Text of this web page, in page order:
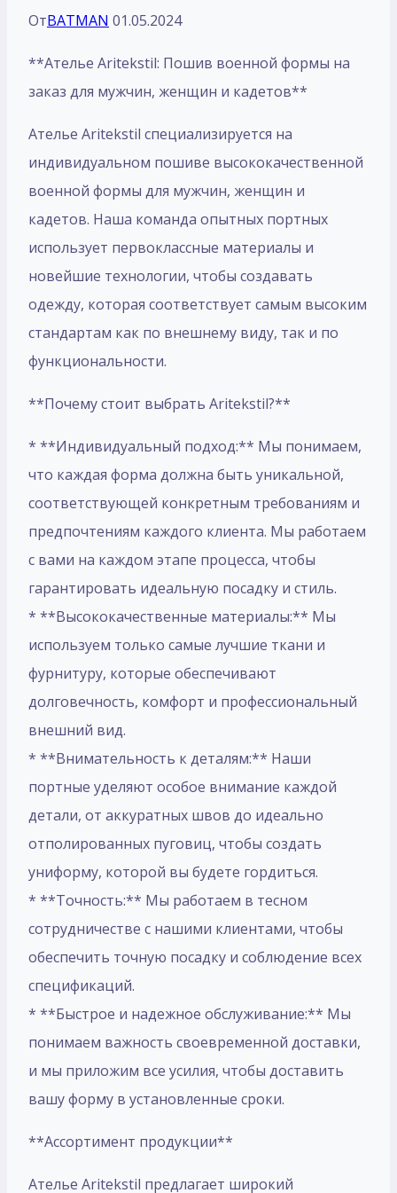
ОтBATMAN 01.05.2024
**Ателье Aritekstil: Пошив военной формы на
заказ для мужчин, женщин и кадетов**
Ателье Aritekstil специализируется на
индивидуальном пошиве высококачественной
военной формы для мужчин, женщин и
кадетов. Наша команда опытных портных
использует первоклассные материалы и
новейшие технологии, чтобы создавать
одежду, которая соответствует самым высоким
стандартам как по внешнему виду, так и по
функциональности.
**Почему стоит выбрать Aritekstil?**
* **Индивидуальный подход:** Мы понимаем,
что каждая форма должна быть уникальной,
соответствующей конкретным требованиям и
предпочтениям каждого клиента. Мы работаем
с вами на каждом этапе процесса, чтобы
гарантировать идеальную посадку и стиль.
* **Высококачественные материалы:** Мы
используем только самые лучшие ткани и
фурнитуру, которые обеспечивают
долговечность, комфорт и профессиональный
внешний вид.
* **Внимательность к деталям:** Наши
портные уделяют особое внимание каждой
детали, от аккуратных швов до идеально
отполированных пуговиц, чтобы создать
униформу, которой вы будете гордиться.
* **Точность:** Мы работаем в тесном
сотрудничестве с нашими клиентами, чтобы
обеспечить точную посадку и соблюдение всех
спецификаций.
* **Быстрое и надежное обслуживание:** Мы
понимаем важность своевременной доставки,
и мы приложим все усилия, чтобы доставить
вашу форму в установленные сроки.
**Ассортимент продукции**
Ателье Aritekstil предлагает широкий